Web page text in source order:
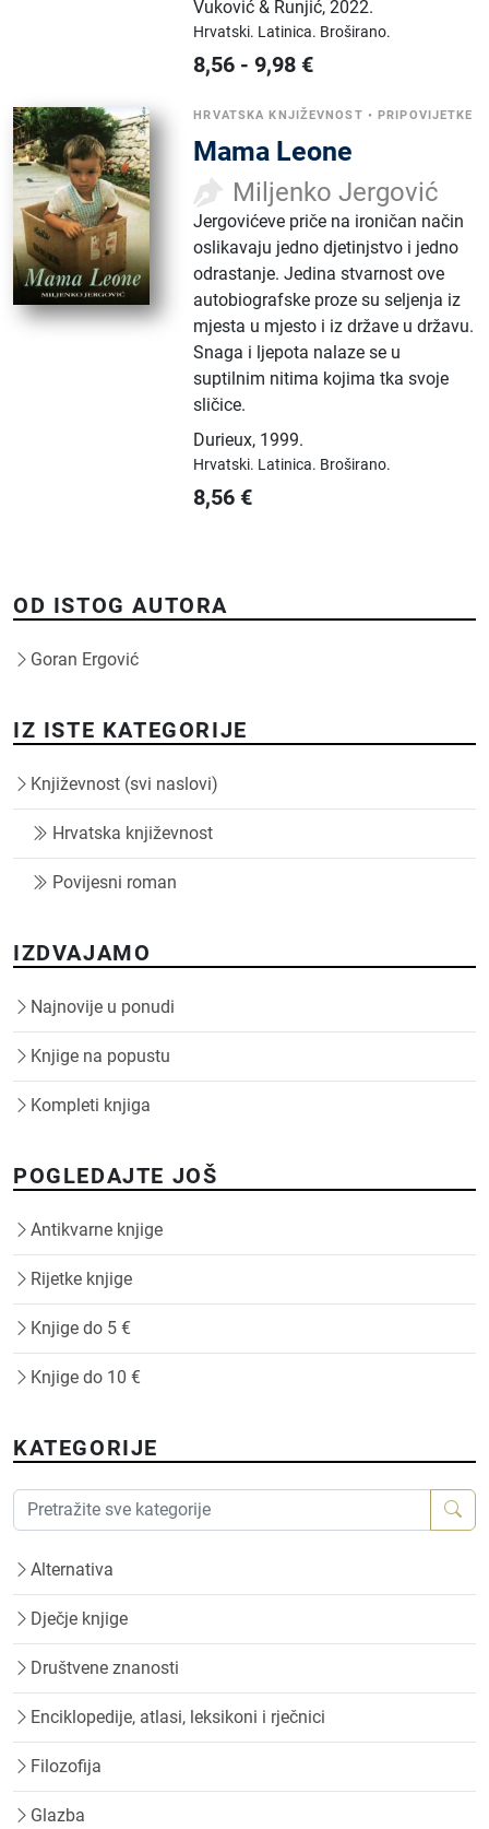
Vuković & Runjić,2022.
Hrvatski. Latinica. Broširano.
8,56 -9,98 €
HRVATSKA KNJIŽEVNOST •PRIPOVIJETKE
Mama Leone
Miljenko Jergović
Jergovićeve priče na ironičan način
oslikavaju jedno djetinjstvo i jedno
odrastanje. Jedina stvarnost ove
autobiografske proze su seljenja iz
mjesta u mjesto i iz države u državu.
Snaga i ljepota nalaze se u
suptilnim nitima kojima tka svoje
sličice.
Durieux, 1999.
Hrvatski. Latinica. Broširano.
8,56 €
OD ISTOG AUTORA
Goran Ergović
IZ ISTE KATEGORIJE
Književnost (svi naslovi)
Hrvatska književnost
Povijesni roman
IZDVAJAMO
Najnovije u ponudi
Knjige na popustu
Kompleti knjiga
POGLEDAJTE JOŠ
Antikvarne knjige
Rijetke knjige
Knjige do 5 €
Knjige do 10 €
KATEGORIJE
Alternativa
Dječje knjige
Društvene znanosti
Enciklopedije, atlasi, leksikoni i rječnici
Filozofija
Glazba